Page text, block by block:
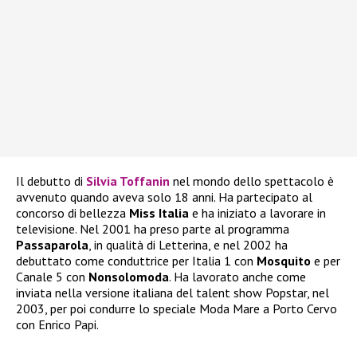
Il debutto di Silvia Toffanin nel mondo dello spettacolo è
avvenuto quando aveva solo 18 anni. Ha partecipato al
concorso di bellezza Miss Italia e ha iniziato a lavorare in
televisione. Nel 2001 ha preso parte al programma
Passaparola, in qualità di Letterina, e nel 2002 ha
debuttato come conduttrice per Italia 1 con Mosquito e per
Canale 5 con Nonsolomoda. Ha lavorato anche come
inviata nella versione italiana del talent show Popstar, nel
2003, per poi condurre lo speciale Moda Mare a Porto Cervo
con Enrico Papi.